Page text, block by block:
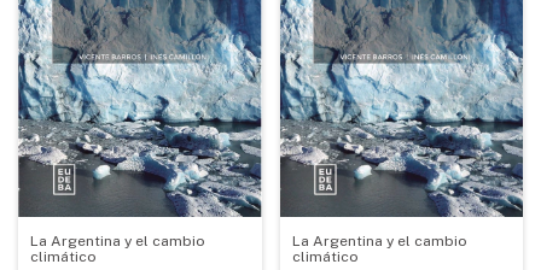
La Argentina y el cambio
climático
La Argentina y el cambio
climático